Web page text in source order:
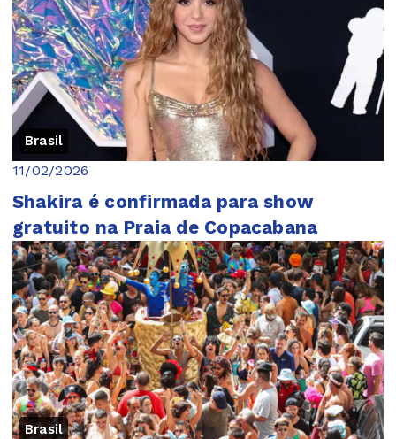
Brasil
11/02/2026
Shakira é confirmada para show
gratuito na Praia de Copacabana
Brasil